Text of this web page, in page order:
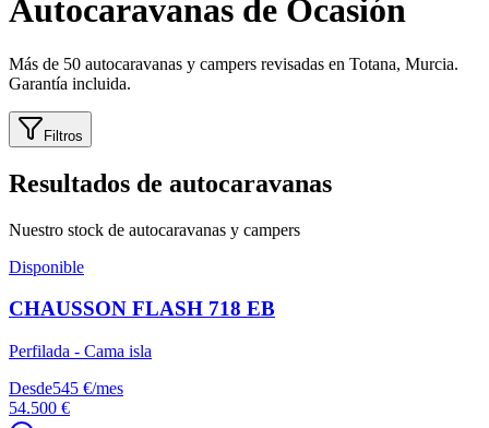
Autocaravanas de Ocasión
Más de 50 autocaravanas y campers revisadas en Totana, Murcia.
Garantía incluida.
Filtros
Resultados de autocaravanas
Nuestro stock de autocaravanas y campers
Disponible
CHAUSSON FLASH 718 EB
Perfilada - Cama isla
Desde545 €/mes
54.500 €